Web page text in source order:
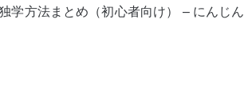
学方法まとめ（初心者向け） – にんじん